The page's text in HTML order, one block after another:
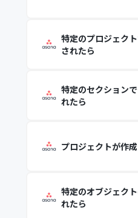
特定のプロジェク
されたら
特定のセクション
れたら
プロジェクトが作
特定のオブジェク
れたら